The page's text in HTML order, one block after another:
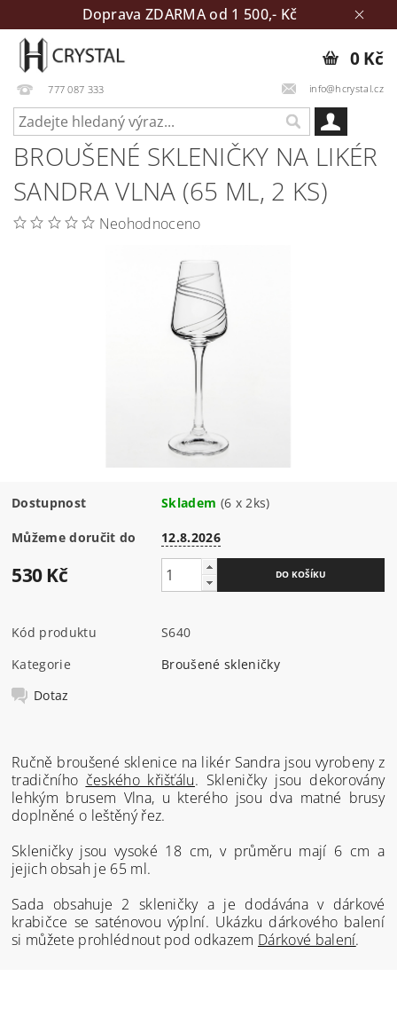
Doprava ZDARMA od 1 500,- Kč
777 087 333 info@hcrystal.cz
0 Kč
BROUŠENÉ SKLENIČKY NA LIKÉR
SANDRA VLNA (65 ML, 2 KS)
Neohodnoceno
Dostupnost Skladem (6 x 2ks)
Můžeme doručit do 12.8.2026
530 Kč
Kód produktu
S640
Kategorie
Broušené skleničky
Dotaz
Ručně broušené sklenice na likér Sandra jsou vyrobeny z
tradičního českého křišťálu. Skleničky jsou dekorovány
lehkým brusem Vlna, u kterého jsou dva matné brusy
doplněné o leštěný řez.
Skleničky jsou vysoké 18 cm, v průměru mají 6 cm a
jejich obsah je 65 ml.
Sada obsahuje 2 skleničky a je dodávána v dárkové
krabičce se saténovou výplní. Ukázku dárkového balení
si můžete prohlédnout pod odkazem Dárkové balení.